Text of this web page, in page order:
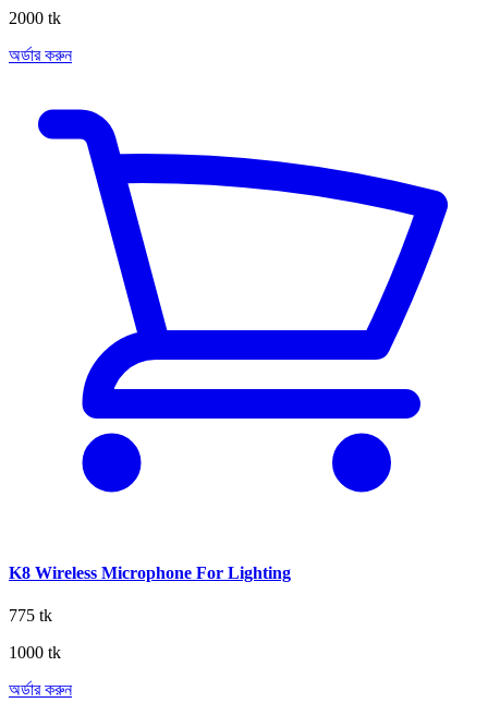
2000 tk
অর্ডার করুন
K8 Wireless Microphone For Lighting
775 tk
1000 tk
অর্ডার করুন